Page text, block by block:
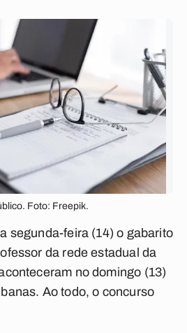
Foto: Freepik.
segunda-feira (14) o gabarito
da rede estadual da
no domingo (13)
Ao todo, o concurso